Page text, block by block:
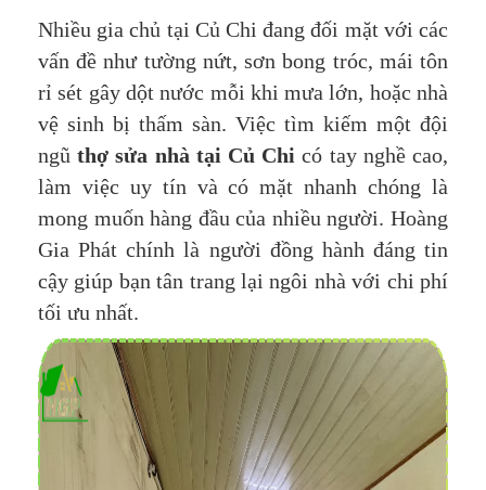
Nhiều gia chủ tại Củ Chi đang đối mặt với các
vấn đề như tường nứt, sơn bong tróc, mái tôn
rỉ sét gây dột nước mỗi khi mưa lớn, hoặc nhà
vệ sinh bị thấm sàn. Việc tìm kiếm một đội
ngũthợ sửa nhà tại Củ Chi có tay nghề cao,
làm việc uy tín và có mặt nhanh chóng là
mong muốn hàng đầu của nhiều người. Hoàng
Gia Phát chính là người đồng hành đáng tin
cậy giúp bạn tân trang lại ngôi nhà với chi phí
tối ưu nhất.